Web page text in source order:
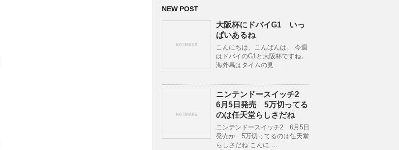
NEW POST
大阪杯にドバイG1 いっ
ぱいあるね
こんにちは、こんばんは。 今週
はドバイのG1と大阪杯ですね。
海外馬はタイムの見 …
ニンテンドースイッチ2
6月5日発売 5万切ってる
のは任天堂らしさだね
ニンテンドースイッチ2 6月5日
発売か 5万切ってるのは任天堂
らしさだね こんに …